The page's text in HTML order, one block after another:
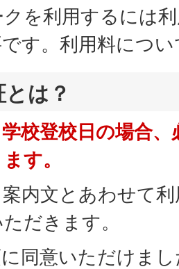
を利用するには
す。利用料につ
は？
校登校日の場合
す。
内文とあわせて
だきます。
同意いただけま